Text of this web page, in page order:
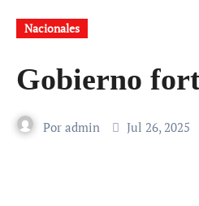
Nacionales
Gobierno
Por admin Jul 26, 2025